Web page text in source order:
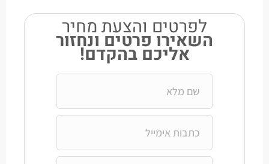
לפרטים והצעת מחיר
השאירו פרטים ונחזור
אליכם בהקדם!